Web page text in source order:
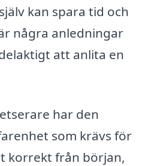
kan spara tid och
några anledningar
att anlita en
har den
som krävs för
korrekt från början,